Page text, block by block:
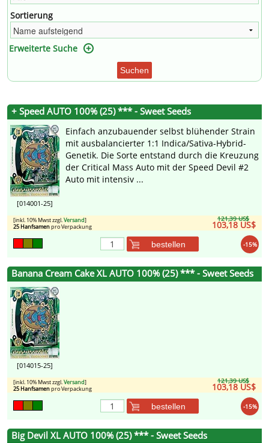
Sortierung
Erweiterte Suche
Suchen
+ Speed AUTO 100% (25) *** - Sweet Seeds
[014001-25]
Einfach anzubauender selbst blühender Strain
mit ausbalancierter 1:1 Indica/Sativa-Hybrid-
Genetik. Die Sorte entstand durch die Kreuzung
der Critical Mass Auto mit der Speed Devil #2
Auto mit intensiv ...
121,39 US$
103,18 US$
[inkl. 10% Mwst zzgl.Versand]
25 Hanfsamenpro Verpackung
-15%
bestellen
Banana Cream Cake XL AUTO 100% (25) *** - Sweet Seeds
[014015-25]
121,39 US$
103,18 US$
[inkl. 10% Mwst zzgl.Versand]
25 Hanfsamenpro Verpackung
-15%
bestellen
Big Devil XL AUTO 100% (25) *** - Sweet Seeds